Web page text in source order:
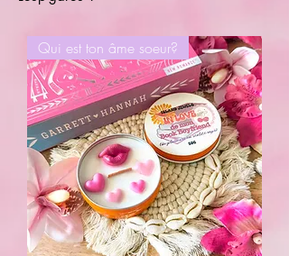
Qui est ton âme soeur?